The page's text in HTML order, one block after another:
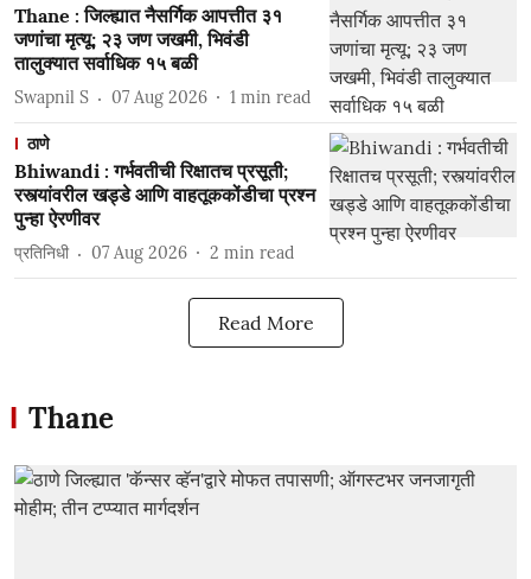
Thane : जिल्ह्यात नैसर्गिक आपत्तीत ३१
जणांचा मृत्यू; २३ जण जखमी, भिवंडी
तालुक्यात सर्वाधिक १५ बळी
Swapnil S 07 Aug 2026 1 min read
ठाणे
Bhiwandi : गर्भवतीची रिक्षातच प्रसूती;
रस्त्यांवरील खड्डे आणि वाहतूककोंडीचा प्रश्न
पुन्हा ऐरणीवर
प्रतिनिधी 07 Aug 2026 2 min read
Read More
Thane